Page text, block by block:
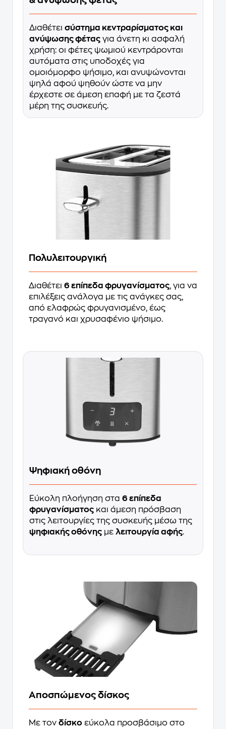
Διαθέτει σύστημα κεντραρίσματος και
ανύψωσης φέτας για άνετη κι ασφαλή
χρήση: οι φέτες ψωμιού κεντράρονται
αυτόματα στις υποδοχές για
ομοιόμορφο ψήσιμο, και ανυψώνονται
ψηλά αφού ψηθούν ώστε να μην
έρχεστε σε άμεση επαφή με τα ζεστά
μέρη της συσκευής.
Πολυλειτουργική
Διαθέτει 6 επίπεδα φρυγανίσματος, για να
επιλέξεις ανάλογα με τις ανάγκες σας,
από ελαφρώς φρυγανισμένο, έως
τραγανό και χρυσαφένιο ψήσιμο.
Ψηφιακή οθόνη
Εύκολη πλοήγηση στα 6 επίπεδα
φρυγανίσματος και άμεση πρόσβαση
στις λειτουργίες της συσκευής μέσω της
ψηφιακής οθόνης με λειτουργία αφής.
Αποσπώμενος δίσκος
Με τον δίσκο εύκολα προσβάσιμο στο